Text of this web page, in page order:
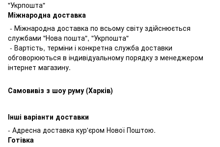
"Укрпошта"
Міжнародна доставка
- Міжнародна доставка по всьому світу здійснюється
службами "Нова пошта", "Укрпошта"
- Вартість, терміни і конкретна служба доставки
обговорюються в індивідуальному порядку з менеджером
інтернет магазину.
Самовивіз з шоу руму (Харків)
Інші варіанти доставки
- Адресна доставка кур'єром Нової Поштою.
Готівкa